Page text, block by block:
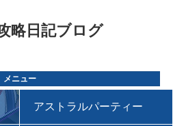
略日記ブログ
メニュー
アストラルパーティー